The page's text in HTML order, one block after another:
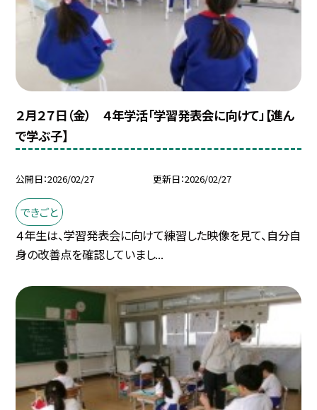
２月２７日（金） ４年学活「学習発表会に向けて」【進ん
で学ぶ子】
公開日 2026/02/27 更新日 2026/02/27
できごと
４年生は、学習発表会に向けて練習した映像を見て、自分自
身の改善点を確認していまし...